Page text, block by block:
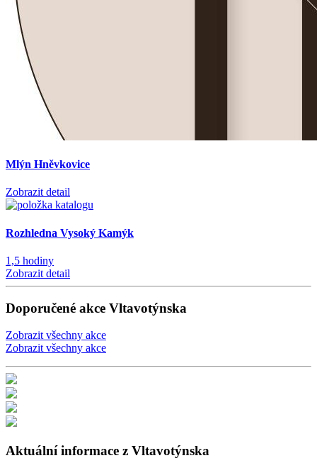
Mlýn Hněvkovice
Zobrazit detail
Rozhledna Vysoký Kamýk
1,5 hodiny
Zobrazit detail
Doporučené akce Vltavotýnska
Zobrazit všechny akce
Zobrazit všechny akce
Aktuální informace z Vltavotýnska